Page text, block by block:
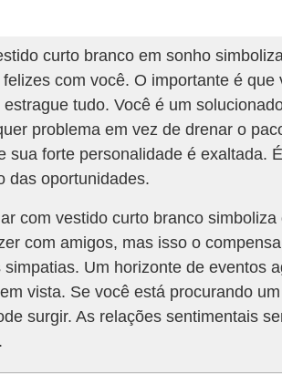
curto branco em sonho
com você. O importante é
tudo. Você é um
problema em vez de drenar o
sua forte personalidade é exaltada.
das oportunidades.
com vestido curto branco
com amigos, mas isso o
simpatias. Um horizonte de eventos
vista. Se você está procurando
surgir. As relações sentimentais